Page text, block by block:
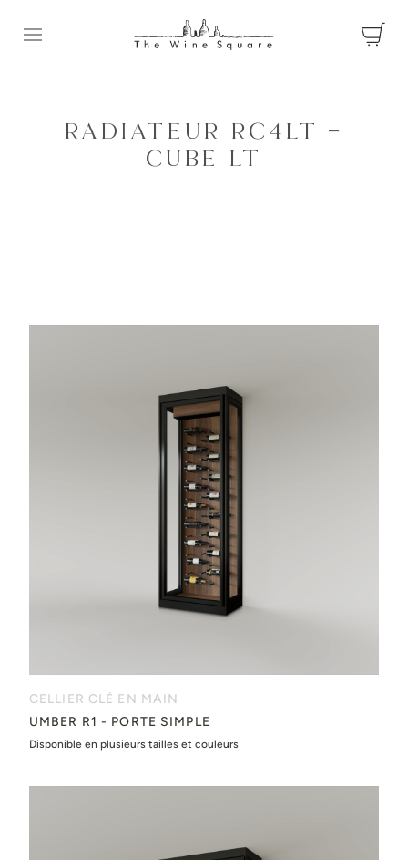
Ouvrir le menu
RADIATEUR RC4LT –
CUBE LT
CELLIER CLÉ EN MAIN
UMBER R1 - PORTE SIMPLE
Disponible en plusieurs tailles et couleurs